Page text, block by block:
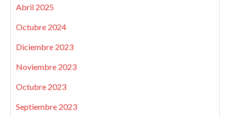
Abril 2025
Octubre 2024
Diciembre 2023
Noviembre 2023
Octubre 2023
Septiembre 2023